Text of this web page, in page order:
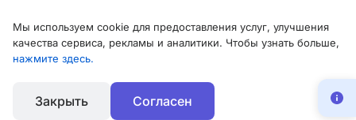
Мы используем cookie для предоставления услуг, улучшения
качества сервиса, рекламы и аналитики. Чтобы узнать больше,
нажмите здесь.
Закрыть Согласен